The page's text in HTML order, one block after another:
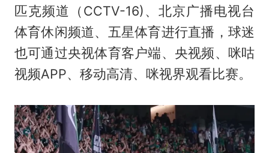
匹克频道（CCTV-16)、北京广播电视台
体育休闲频道、五星体育进行直播，球迷
也可通过央视体育客户端、央视频、咪咕
视频APP、移动高清、咪视界观看比赛。